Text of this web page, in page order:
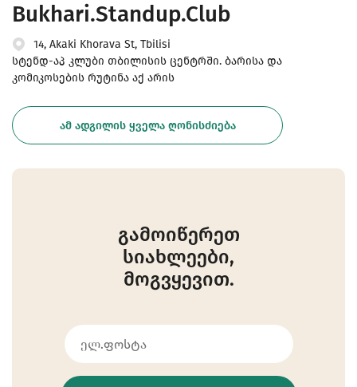
Bukhari.Standup.Club
14, Akaki Khorava St, Tbilisi
სტენდ-აპ კლუბი თბილისის ცენტრში. ბარისა და
კომიკოსების რუტინა აქ არის
ᲐᲛ ᲐᲓᲒᲘᲚᲘᲡ ᲧᲕᲔᲚᲐ ᲦᲝᲜᲘᲡᲫᲘᲔᲑᲐ
გამოიწერეთ
სიახლეები,
მოგვყევით.